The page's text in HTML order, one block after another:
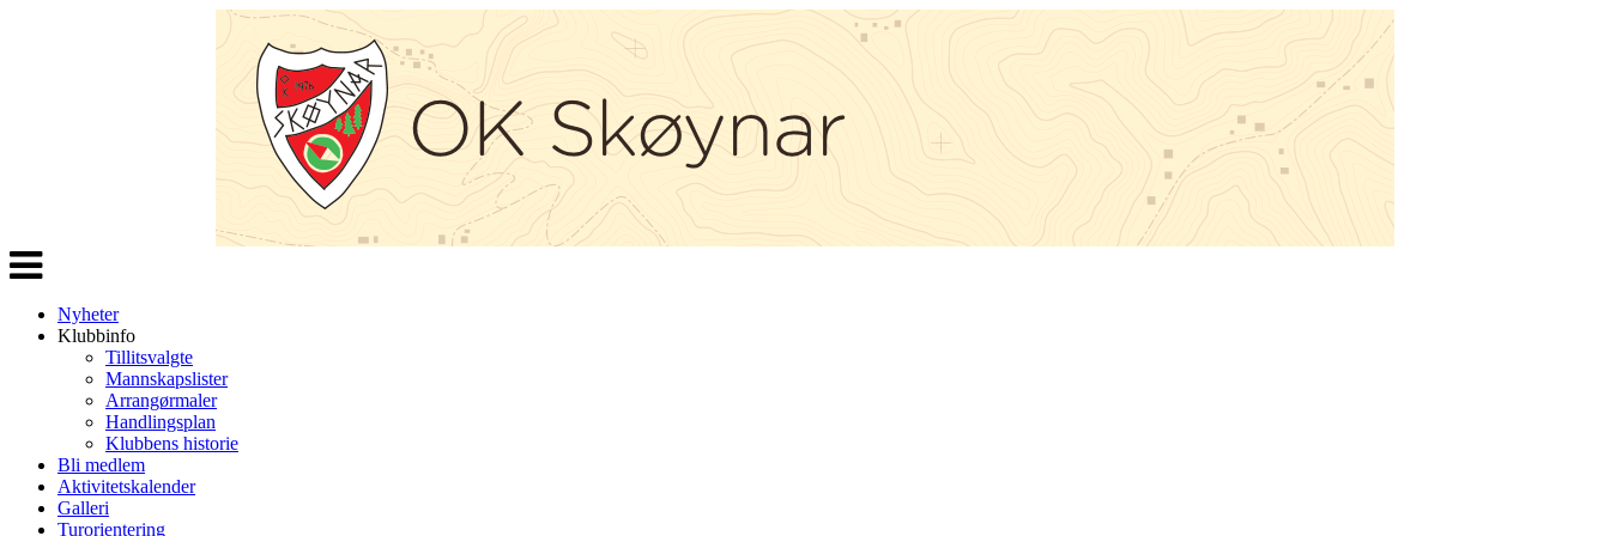
Veksle
navigasjon
Nyheter
Klubbinfo
Tillitsvalgte
Mannskapslister
Arrangørmaler
Handlingsplan
Klubbens historie
Bli medlem
Aktivitetskalender
Galleri
Turorientering